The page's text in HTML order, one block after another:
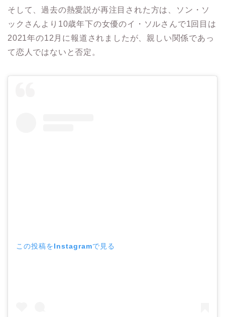
そして、過去の熱愛説が再注目された方は、ソン・ソ
ックさんより10歳年下の女優のイ・ソルさんで1回目は
2021年の12月に報道されましたが、親しい関係であっ
て恋人ではないと否定。
この投稿をInstagramで見る